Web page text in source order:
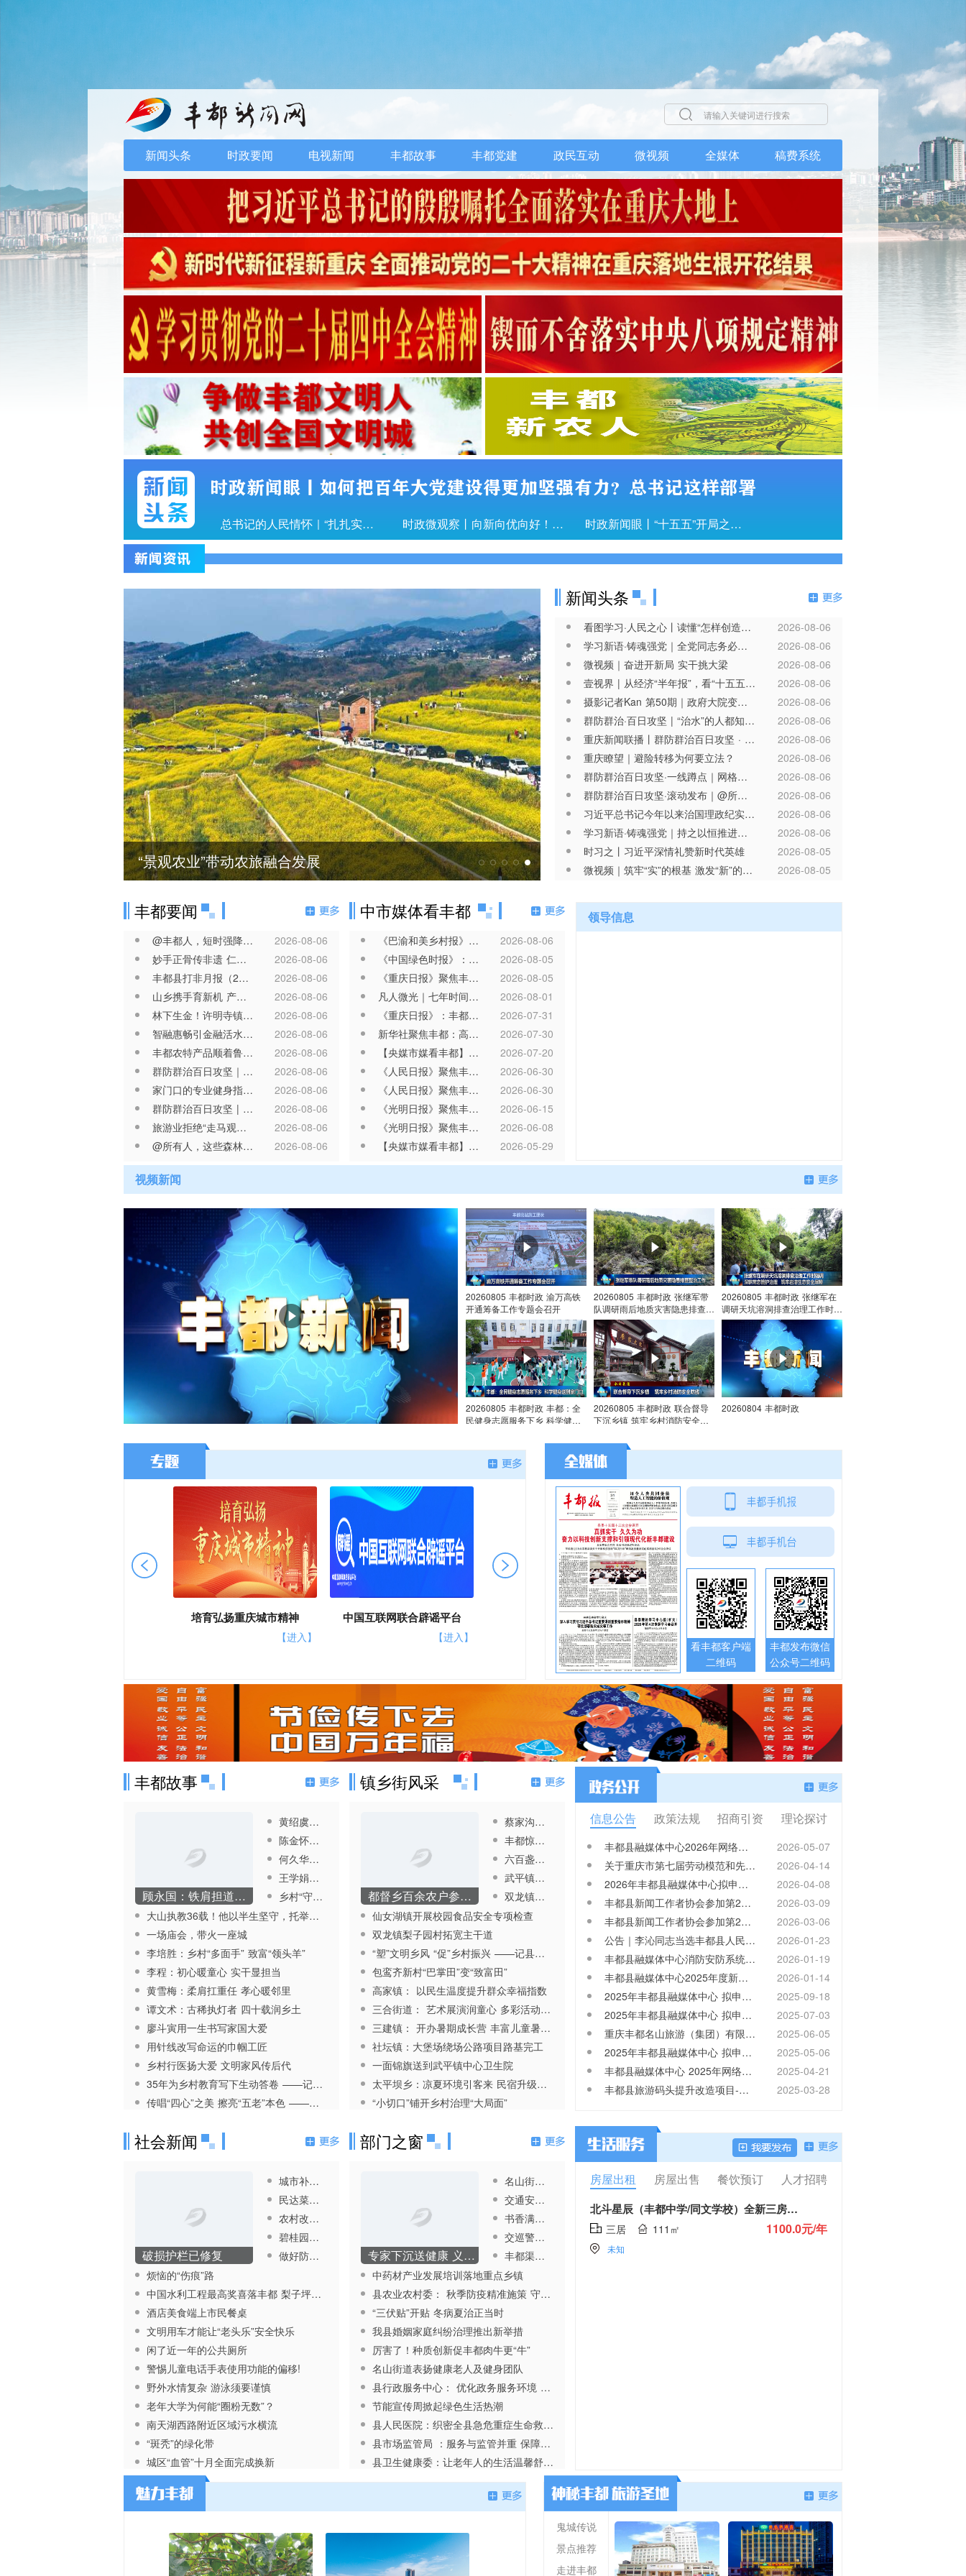
新闻头条 时政要闻 电视新闻 丰都故事 丰都党建 政民互动 微视频 全媒体 稿费系统
时政新闻眼丨如何把百年大党建设得更加坚强有力？总书记这样部署
总书记的人民情怀｜“扎扎实实建设现代化产业体系” 时政微观察丨向新向优向好！中国经济展现强大韧性和活力 时政新闻眼丨“十五五”开局之年，总书记关心百姓身边这些民生大事
把习近平总书记的殷殷嘱托全面落实在重庆大地上 重庆新闻联播丨牢记嘱托 奋进“十五五”· 建设具有国际竞争力的先进制造业中心 “33618”现代制造业集群加速成势
新闻头条
看图学习·人民之心丨读懂“怎样创造业绩”的实干路径
2026-08-06
学习新语·铸魂强党｜全党同志务必不忘初心、牢记使命
2026-08-06
微视频｜奋进开新局 实干挑大梁
2026-08-06
壹视界 | 从经济“半年报”，看“十五五”稳健开局
2026-08-06
摄影记者Kan 第50期｜政府大院变晒谷场！永川区红炉镇敞开大门晒出民生温度
2026-08-06
群防群治·百日攻坚 | “治水”的人都知道：识预兆早报告
2026-08-06
重庆新闻联播丨群防群治百日攻坚 · 筑牢基层防灾减灾救灾第一道防线
2026-08-06
重庆瞭望｜避险转移为何要立法？
2026-08-06
群防群治百日攻坚·一线蹲点｜网格员“吹哨”两小时换新 小井盖背后的大民生
2026-08-06
群防群治百日攻坚·滚动发布｜@所有人 井盖破了、围墙裂了？随手拍！重庆喊你来当“安全哨兵”
2026-08-06
习近平总书记今年以来治国理政纪实丨砥砺初心使命 把党建设得更加坚强有力
2026-08-06
学习新语·铸魂强党｜持之以恒推进全面从严治党
2026-08-06
时习之丨习近平深情礼赞新时代英雄
2026-08-05
微视频｜筑牢“实”的根基 激发“新”的动力
2026-08-05
丰都要闻
@丰都人，短时强降水来袭，请注意防范！
2026-08-06
妙手正骨传非遗 仁心护佑筋骨安 ——丰都许氏正骨法两代医者接力守护百姓健康
2026-08-06
丰都县打非月报（2026年第6期，总第35期）
2026-08-06
山乡携手育新机 产业赋能谱新篇——丰都依托鲁渝协作打造山地农业产业化发展新标杆
2026-08-06
林下生金！许明寺镇：一味 “苦” 药草，换来 “甜” 日子
2026-08-06
智融惠畅引金融活水 普惠金融赋能库区振兴——丰都探索山区县域金融高质量发展新范式
2026-08-06
丰都农特产品顺着鲁渝协作通道跑向山东百姓餐桌
2026-08-06
群防群治百日攻坚｜丰都紧盯避暑热潮，筑牢乡村消防安全防线
2026-08-06
家门口的专业健身指导！丰都全民健身活动氛围感拉满
2026-08-06
群防群治百日攻坚 | 气象科普宣传动画《疯狂的落石之崩塌》
2026-08-06
旅游业拒绝“走马观花”模式
2026-08-06
@所有人，这些森林防火知识要掌握
2026-08-06
渝万高铁开通筹备工作专题会召开
2026-08-05
群防群治百日攻坚 | 都督乡“邻里哨”吹响共治曲
2026-08-05
2026-08-05
群防群治百日攻坚 | 科普动画《什么是泥石流?》
2026-08-05
中市媒体看丰都
《巴渝和美乡村报》： 丰都冷水鱼游进东盟啦！
2026-08-06
《中国绿色时报》：丰都以县镇村一体化打造集体林改综合示范片
2026-08-05
《重庆日报》聚焦丰都汛期安全保障工作
2026-08-05
凡人微光｜七年时间，十余位丰都老兵，担起三百多人“冷暖”，“养”出一个新山村——脱下军装，他们仍是村民最信赖的“兵”
2026-08-01
《重庆日报》：丰都山村开展地质灾害应急演练 不到5分钟撤离“危险区”
2026-07-31
新华社聚焦丰都：高山“凉资源”激活避暑经济
2026-07-30
【央媒市媒看丰都】《重庆日报》：深入排查整治各类风险隐患 筑牢防灾减灾救灾人民防线
2026-07-20
《人民日报》聚焦丰都：重庆完善差异化考核评价体系——“考得准”助推“干得实”
2026-06-30
《人民日报》聚焦丰都：铭记入党誓词 践行初心使命
2026-06-30
《光明日报》聚焦丰都长江村：生态变美 村民变富
2026-06-15
《光明日报》聚焦丰都：坐着“专车”去上学
2026-06-08
【央媒市媒看丰都】《人民日报》：丰都县特殊教育学校学生李毅——脚下生风，少年“滑”出命运低谷
2026-05-29
【央媒市媒看丰都】《农民日报》头版头条：重庆丰都“三个一”破译文明乡风密码
2026-05-27
【央媒市媒看丰都】《人民日报》头版报道丰都县学习教育经验做法
2026-04-29
【央媒市媒看丰都】一个书院、一条鱼、一座跨越山海的工作站——丰都“三个一”破译文明乡风密码
2026-04-29
【央媒市媒看丰都】丰都：挺起县域经济硬脊梁 推进山区库区强县富民现代化
2026-04-24
领导信息
视频新闻
20260805 丰都时政
20260805 丰都时政 渝万高铁
开通筹备工作专题会召开
20260805 丰都时政 张继军带
队调研雨后地质灾害隐患排查整
治工作
20260805 丰都时政 张继军在
调研天坑溶洞排查治理工作时强
调 深耕常态管护治理 筑牢岩溶
生态安全屏障
20260805 丰都时政 丰都：全
民健身志愿服务下乡 科学健身
20260805 丰都时政 联合督导
下沉乡镇 筑牢乡村消防安全防
20260804 丰都时政
20260804 丰都时政 唐守渊在
产工作时强调 统筹发展和安全
坚持创新与开放 实现高质量发
展和高水平安全良性互动
20260804 丰都时政 唐守渊在
全县防汛工作视频调度会上强调
绷紧防汛安全弦 全力守护群众
生命财产安全
20260804 丰都时政 我县开展2
026年森林火灾应急实战演练
20260804 丰都时政 2026年全
县退役军人服务中心（站）工作
人员教育培训研讨会召开
20260803 丰都时政
20260803 丰都时政 全县森林
防灭火工作调度会召开
20260803 丰都时政 唐守渊在
全县防灾减灾工作视频调度会议
上强调 牢记“四个宁可” 抓实防
汛减灾 全力守护群众生命财产
安全
20260803 丰都时政 基层治理
出新招 丰都消防“邻里帮”守牢社
区安全底线
20260803 丰都时政 2026年生
源地信用助学贷款受理工作正式
启动
20260803 丰都时政 警民同心
筑忠诚 丰都特警开展共建联谊
20260803 丰都时政 董家镇：
以文明新风为青春启航
培育弘扬重庆城市精神
【进入】
中国互联网联合辟谣平台
【进入】
丰都新闻网开设涉企侵权举报专区
【进入】
学习身边榜样
【进入】
2023重庆网络安全宣传周
看丰都客户端
二维码
丰都发布微信
公众号二维码
丰都故事
顾永国：铁肩担道义 柔情暖万家
黄绍虞：初心映党旗 实干显担当
陈金怀：银发映初心 善举暖江城
何久华：车轮践初心 温情暖山城
王学娟：娟心映网格 余热暖万家
乡村“守护密码”，藏在“鸾妈妈”的温暖坚守里
大山执教36载！他以半生坚守，托举山里娃奔赴远方
一场庙会，带火一座城
李培胜：乡村“多面手” 致富“领头羊”
李程：初心暖童心 实干显担当
黄雪梅：柔肩扛重任 孝心暖邻里
谭文术：古稀执灯者 四十载润乡土
廖斗寅用一生书写家国大爱
用针线改写命运的巾帼工匠
乡村行医扬大爱 文明家风传后代
35年为乡村教育写下生动答卷 ——记青龙乡初级中学校教师张立
传唱“四心”之美 擦亮“五老”本色 ——记市“六好”离退休干部党支部县文旅委退休干部党支部
镇乡街风采
都督乡百余农户参与淫羊藿种植
蔡家沟水库至竹子供水工程开工
丰都惊现城市园艺新产业
六百盏太阳能路灯照亮村民出行路
武平镇小辣椒成为金产业
双龙镇： 多措并举讲好翰林故事
仙女湖镇开展校园食品安全专项检查
双龙镇梨子园村拓宽主干道
“塑”文明乡风 “促”乡村振兴 ——记县文明村许明寺镇梨园村
包鸾齐新村“巴掌田”变“致富田”
高家镇： 以民生温度提升群众幸福指数
三合街道： 艺术展演润童心 多彩活动助成长
三建镇： 开办暑期成长营 丰富儿童暑期生活
社坛镇：大堡场绕场公路项目路基完工
一面锦旗送到武平镇中心卫生院
太平坝乡：凉夏环境引客来 民宿升级富乡村
“小切口”铺开乡村治理“大局面”
信息公告 政策法规 招商引资 理论探讨
丰都县融媒体中心2026年网络安全等级保护测评服务项目公开招标公告
2026-05-07
关于重庆市第七届劳动模范和先进工作者推荐对象公示
2026-04-14
2026年丰都县融媒体中心拟申领新闻记者证人员公示
2026-04-08
丰都县新闻工作者协会参加第28届重庆新闻奖新闻摄影作品初评推荐作品公示
2026-03-09
丰都县新闻工作者协会参加第28届重庆市新闻奖作品推荐公示
2026-03-06
公告｜李沁同志当选丰都县人民法院院长
2026-01-23
丰都县融媒体中心消防安防系统升级改造项目邀标公告
2026-01-19
丰都县融媒体中心2025年度新闻记者证核验公示
2026-01-14
2025年丰都县融媒体中心 拟申领新闻记者证人员公示
2025-09-18
2025年丰都县融媒体中心 拟申领新闻记者证人员公示
2025-07-03
重庆丰都名山旅游（集团）有限公司丰都县旅游码头提升改造项目-趸船至岸线连接扶梯（斜坡道智能化改造）工程 环境影响评价报批前公示
2025-06-05
2025年丰都县融媒体中心 拟申领新闻记者证人员公示
2025-05-06
丰都县融媒体中心 2025年网络安全等级保护测评服务项目 公开招标公告
2025-04-21
丰都县旅游码头提升改造项目-趸船至岸线连接扶梯（斜坡道智能化改造）工程环境影响评价公众参与第二次信息公示
2025-03-28
丰都“庙会”直录播设备及配套设备 中标公告
2025-03-19
村超全国赛丰都赛区直播光纤适配系统及周边设备 中标公告
2025-03-19
村超全国赛丰都赛区直播光纤适配系统及周边设备 招标公告
2025-03-14
丰都“庙会”直录播设备及配套设备招标公告
2025-03-14
2025-02-24
社会新闻
破损护栏已修复
城市补齐新绿 守护宜居环境
民达菜市场占道“顽疾”消失
农村改厕要建管并重
碧桂园与久桓星城临时道路修复工程启动
做好防蚊措施 科学预防登革热
烦恼的“伤痕”路
中国水利工程最高奖喜落丰都 梨子坪水库工程获中国大禹工程奖
酒店美食端上市民餐桌
文明用车才能让“老头乐”安全快乐
闲了近一年的公共厕所
警惕儿童电话手表使用功能的偏移!
野外水情复杂 游泳须要谨慎
老年大学为何能“圈粉无数”？
南天湖西路附近区域污水横流
“斑秃”的绿化带
城区“血管”十月全面完成换新
让升学宴回归本真
部门之窗
专家下沉送健康 义诊活动惠万家
名山街道开展 文物消防安全演练
交通安全教育送进校园
书香满园润心田 育人沃土绽芳华
交巡警大队开展酒驾醉驾专项整治
丰都渠溪猪重焕活力
中药材产业发展培训落地重点乡镇
县农业农村委： 秋季防疫精准施策 守护畜禽产业安全
“三伏贴”开贴 冬病夏治正当时
我县婚姻家庭纠纷治理推出新举措
厉害了！种质创新促丰都肉牛更“牛”
名山街道表扬健康老人及健身团队
县行政服务中心： 优化政务服务环境 提质增效惠民生
节能宣传周掀起绿色生活热潮
县人民医院：织密全县急危重症生命救治保障网
县市场监管局 ：服务与监管并重 保障市民饮食安全
县卫生健康委：让老年人的生活温馨舒适有保障
三合街道平都东路社区： 让文明新风浸润居民生活
房屋出租 房屋出售 餐饮预订 人才招聘
北斗星辰（丰都中学/同文学校）全新三房首租
三居 111㎡ 1100.0元/年
未知
鬼城传说
景点推荐
走进丰都